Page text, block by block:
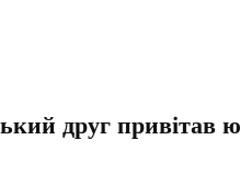
друг привітав